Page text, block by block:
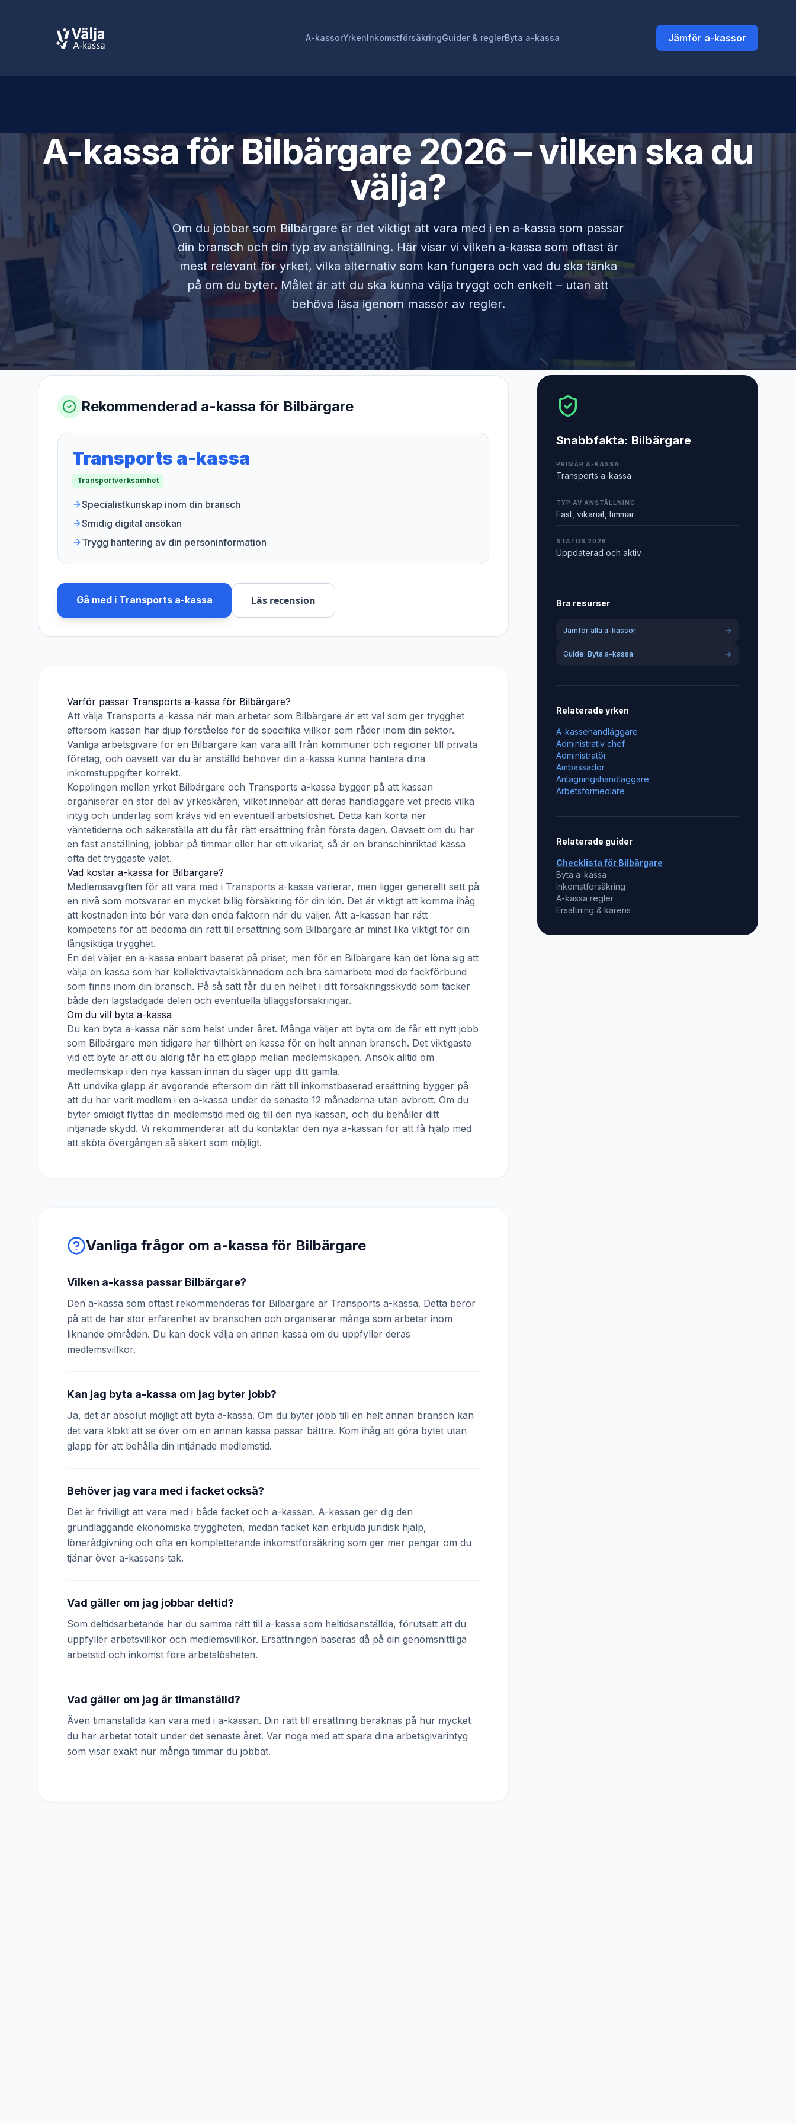
A-kassorYrkenInkomstförsäkringGuider & reglerByta a-kassa Jämför a-kassor
A-kassa förBilbärgare2026 – vilken ska du
välja?
Om du jobbar som Bilbärgareär det viktigt att vara med i en a-kassa som passar
din bransch och din typ av anställning. Här visar vi vilken a-kassa som oftast är
mest relevant för yrket, vilka alternativ som kan fungera och vad du ska tänka
på om du byter. Målet är att du ska kunna välja tryggt och enkelt – utan att
behöva läsa igenom massor av regler.
Rekommenderad a-kassa för Bilbärgare
Transports a-kassa
Transportverksamhet
Specialistkunskap inom din bransch
Smidig digital ansökan
Trygg hantering av din personinformation
Gå med i Transports a-kassa Läs recension
Varför passar Transports a-kassa för Bilbärgare?
Att välja Transports a-kassa när man arbetar som Bilbärgare är ett val som ger trygghet
eftersom kassan har djup förståelse för de specifika villkor som råder inom din sektor.
Vanliga arbetsgivare för en Bilbärgare kan vara allt från kommuner och regioner till privata
företag, och oavsett var du är anställd behöver din a-kassa kunna hantera dina
inkomstuppgifter korrekt.
Kopplingen mellan yrket Bilbärgare och Transports a-kassa bygger på att kassan
organiserar en stor del av yrkeskåren, vilket innebär att deras handläggare vet precis vilka
intyg och underlag som krävs vid en eventuell arbetslöshet. Detta kan korta ner
väntetiderna och säkerställa att du får rätt ersättning från första dagen. Oavsett om du har
en fast anställning, jobbar på timmar eller har ett vikariat, så är en branschinriktad kassa
ofta det tryggaste valet.
Vad kostar a-kassa för Bilbärgare?
Medlemsavgiften för att vara med i Transports a-kassa varierar, men ligger generellt sett på
en nivå som motsvarar en mycket billig försäkring för din lön. Det är viktigt att komma ihåg
att kostnaden inte bör vara den enda faktorn när du väljer. Att a-kassan har rätt
kompetens för att bedöma din rätt till ersättning som Bilbärgare är minst lika viktigt för din
långsiktiga trygghet.
En del väljer en a-kassa enbart baserat på priset, men för en Bilbärgare kan det löna sig att
välja en kassa som har kollektivavtalskännedom och bra samarbete med de fackförbund
som finns inom din bransch. På så sätt får du en helhet i ditt försäkringsskydd som täcker
både den lagstadgade delen och eventuella tilläggsförsäkringar.
Om du vill byta a-kassa
Du kan byta a-kassa när som helst under året. Många väljer att byta om de får ett nytt jobb
som Bilbärgare men tidigare har tillhört en kassa för en helt annan bransch. Det viktigaste
vid ett byte är att du aldrig får ha ett glapp mellan medlemskapen. Ansök alltid om
medlemskap i den nya kassan innan du säger upp ditt gamla.
Att undvika glapp är avgörande eftersom din rätt till inkomstbaserad ersättning bygger på
att du har varit medlem i en a-kassa under de senaste 12 månaderna utan avbrott. Om du
byter smidigt flyttas din medlemstid med dig till den nya kassan, och du behåller ditt
intjänade skydd. Vi rekommenderar att du kontaktar den nya a-kassan för att få hjälp med
att sköta övergången så säkert som möjligt.
Vanliga frågor om a-kassa för Bilbärgare
Vilken a-kassa passar Bilbärgare?
Den a-kassa som oftast rekommenderas för Bilbärgare är Transports a-kassa. Detta beror
på att de har stor erfarenhet av branschen och organiserar många som arbetar inom
liknande områden. Du kan dock välja en annan kassa om du uppfyller deras
medlemsvillkor.
Kan jag byta a-kassa om jag byter jobb?
Ja, det är absolut möjligt att byta a-kassa. Om du byter jobb till en helt annan bransch kan
det vara klokt att se över om en annan kassa passar bättre. Kom ihåg att göra bytet utan
glapp för att behålla din intjänade medlemstid.
Behöver jag vara med i facket också?
Det är frivilligt att vara med i både facket och a-kassan. A-kassan ger dig den
grundläggande ekonomiska tryggheten, medan facket kan erbjuda juridisk hjälp,
lönerådgivning och ofta en kompletterande inkomstförsäkring som ger mer pengar om du
tjänar över a-kassans tak.
Vad gäller om jag jobbar deltid?
Som deltidsarbetande har du samma rätt till a-kassa som heltidsanställda, förutsatt att du
uppfyller arbetsvillkor och medlemsvillkor. Ersättningen baseras då på din genomsnittliga
arbetstid och inkomst före arbetslösheten.
Vad gäller om jag är timanställd?
Även timanställda kan vara med i a-kassan. Din rätt till ersättning beräknas på hur mycket
du har arbetat totalt under det senaste året. Var noga med att spara dina arbetsgivarintyg
som visar exakt hur många timmar du jobbat.
Snabbfakta: Bilbärgare
PRIMÄR A-KASSA
Transports a-kassa
TYP AV ANSTÄLLNING
Fast, vikariat, timmar
STATUS 2026
Uppdaterad och aktiv
Bra resurser
Jämför alla a-kassor
Guide: Byta a-kassa
Relaterade yrken
A-kassehandläggare
Administrativ chef
Administratör
Ambassadör
Antagningshandläggare
Arbetsförmedlare
Relaterade guider
Checklista för Bilbärgare
Byta a-kassa
Inkomstförsäkring
A-kassa regler
Ersättning & karens